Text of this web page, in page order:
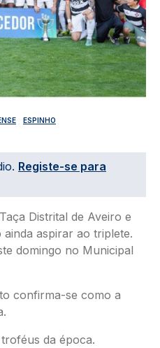
ESPINHO
Registe-se para
Distrital de Aveiro e
aspirar ao triplete.
domingo no Municipal
confirma-se como a
da época.